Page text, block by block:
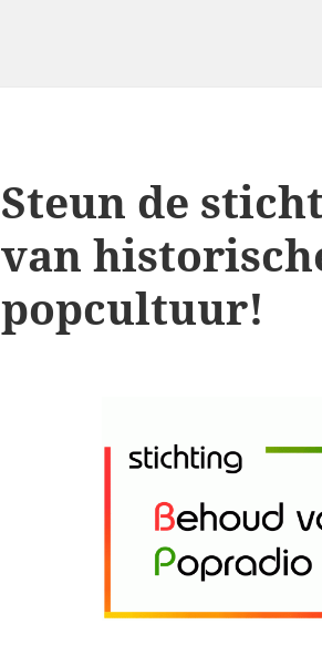
Steun de
van
popcultuur!